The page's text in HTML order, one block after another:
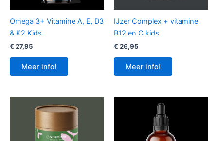
Omega 3+ Vitamine A, E, D3
& K2 Kids
€ 27,95
Meer info!
IJzer Complex + vitamine
B12 en C kids
€ 26,95
Meer info!